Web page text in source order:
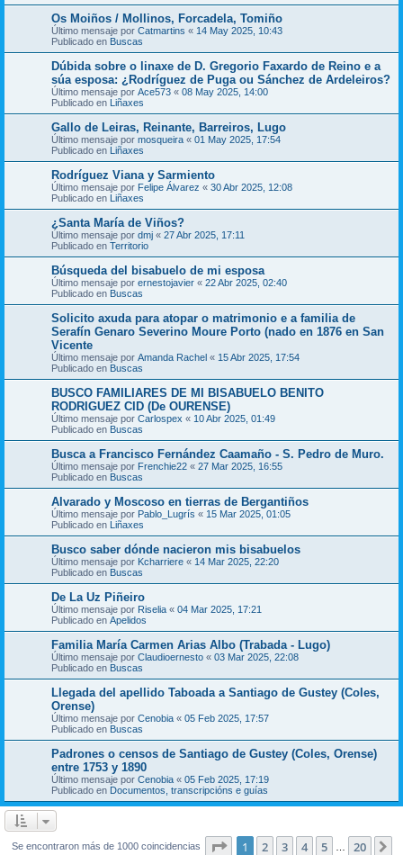
Os Moiños / Mollinos, Forcadela, Tomiño
Último mensaje por Catmartins « 14 May 2025, 10:43
Publicado en Buscas
Dúbida sobre o linaxe de D. Gregorio Faxardo de Reino e a
súa esposa: ¿Rodríguez de Puga ou Sánchez de Ardeleiros?
Último mensaje por Ace573 « 08 May 2025, 14:00
Publicado en Liñaxes
Gallo de Leiras, Reinante, Barreiros, Lugo
Último mensaje por mosqueira « 01 May 2025, 17:54
Publicado en Liñaxes
Rodríguez Viana y Sarmiento
Último mensaje por Felipe Álvarez « 30 Abr 2025, 12:08
Publicado en Liñaxes
¿Santa María de Viños?
Último mensaje por dmj « 27 Abr 2025, 17:11
Publicado en Territorio
Búsqueda del bisabuelo de mi esposa
Último mensaje por ernestojavier « 22 Abr 2025, 02:40
Publicado en Buscas
Solicito axuda para atopar o matrimonio e a familia de
Serafín Genaro Severino Moure Porto (nado en 1876 en San
Vicente
Último mensaje por Amanda Rachel « 15 Abr 2025, 17:54
Publicado en Buscas
BUSCO FAMILIARES DE MI BISABUELO BENITO
RODRIGUEZ CID (De OURENSE)
Último mensaje por Carlospex « 10 Abr 2025, 01:49
Publicado en Buscas
Busca a Francisco Fernández Caamaño - S. Pedro de Muro.
Último mensaje por Frenchie22 « 27 Mar 2025, 16:55
Publicado en Buscas
Alvarado y Moscoso en tierras de Bergantiños
Último mensaje por Pablo_Lugrís « 15 Mar 2025, 01:05
Publicado en Liñaxes
Busco saber dónde nacieron mis bisabuelos
Último mensaje por Kcharriere « 14 Mar 2025, 22:20
Publicado en Buscas
De La Uz Piñeiro
Último mensaje por Riselia « 04 Mar 2025, 17:21
Publicado en Apelidos
Familia María Carmen Arias Albo (Trabada - Lugo)
Último mensaje por Claudioernesto « 03 Mar 2025, 22:08
Publicado en Buscas
Llegada del apellido Taboada a Santiago de Gustey (Coles,
Orense)
Último mensaje por Cenobia « 05 Feb 2025, 17:57
Publicado en Buscas
Padrones o censos de Santiago de Gustey (Coles, Orense)
entre 1753 y 1890
Último mensaje por Cenobia « 05 Feb 2025, 17:19
Publicado en Documentos, transcripcións e guías
Se encontraron más de 1000 coincidencias Página de 20
1 2 3 4 5 20